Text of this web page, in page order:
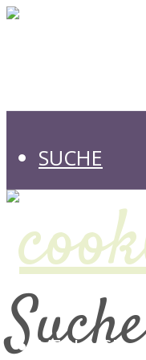
SUCHE
Suche
VERLAGE